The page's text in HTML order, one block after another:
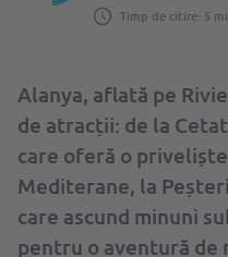
Timp de citire: 5
Alanya, aflată pe
de atracții: de la
care oferă o
Mediterane, la
care ascund minuni
pentru o aventură de